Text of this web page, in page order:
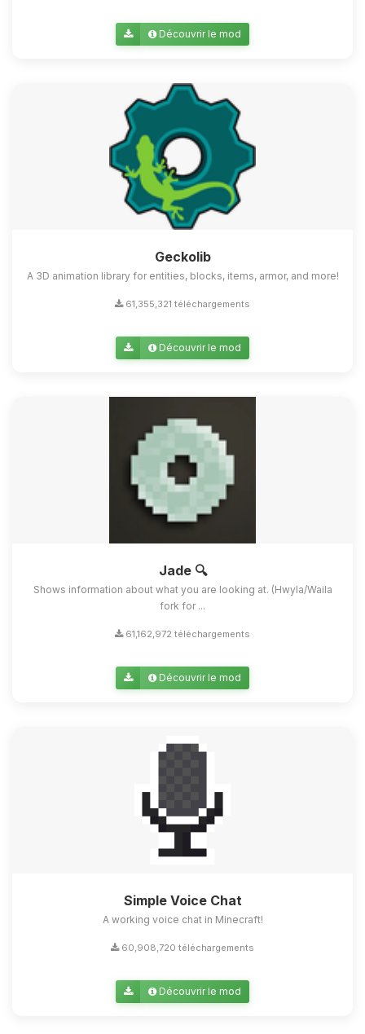
Découvrir le mod
Geckolib
A 3D animation library for entities, blocks, items, armor, and more!
61,355,321 téléchargements
Découvrir le mod
Jade 🔍
Shows information about what you are looking at. (Hwyla/Waila
fork for ...
61,162,972 téléchargements
Découvrir le mod
Simple Voice Chat
A working voice chat in Minecraft!
60,908,720 téléchargements
Découvrir le mod